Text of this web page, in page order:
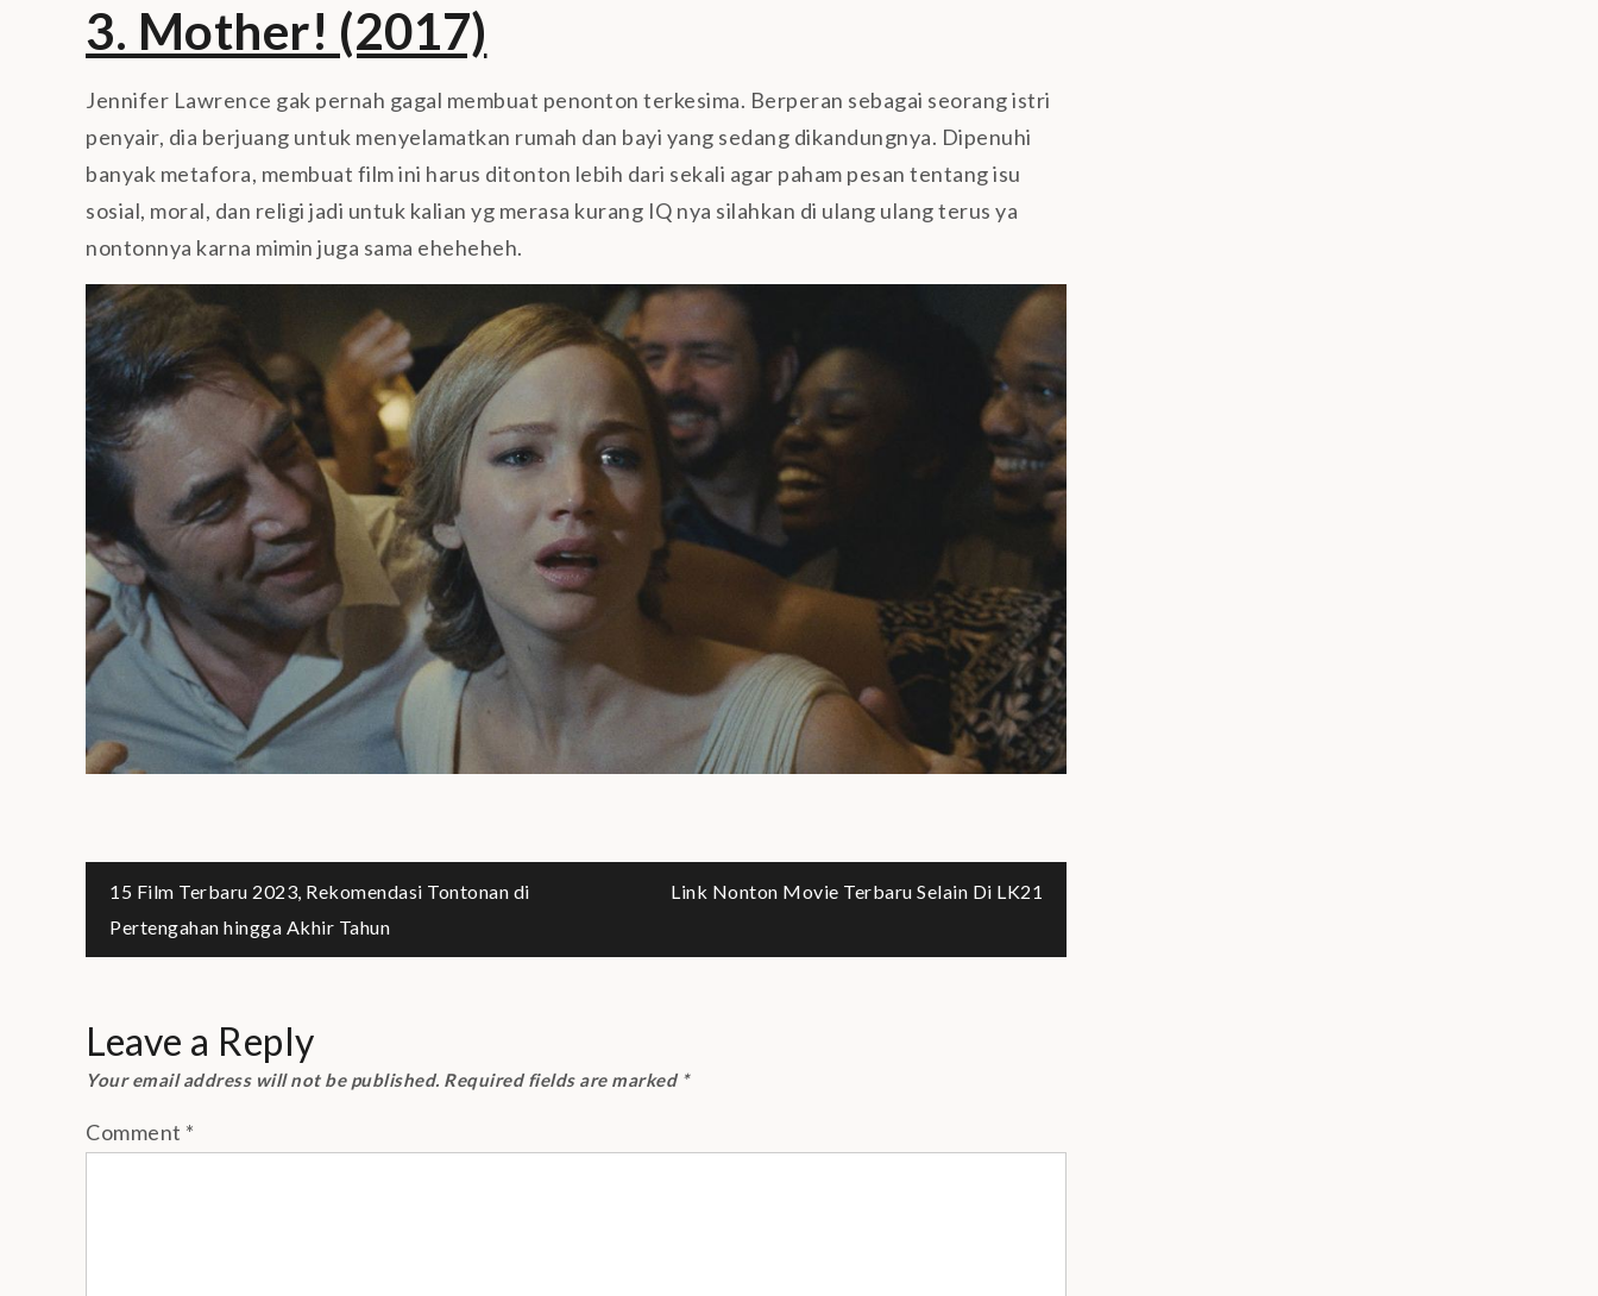
3. Mother! (2017)
Jennifer Lawrence gak pernah gagal membuat penonton terkesima. Berperan sebagai seorang istri
penyair, dia berjuang untuk menyelamatkan rumah dan bayi yang sedang dikandungnya. Dipenuhi
banyak metafora, membuat film ini harus ditonton lebih dari sekali agar paham pesan tentang isu
sosial, moral, dan religi jadi untuk kalian yg merasa kurang IQ nya silahkan di ulang ulang terus ya
nontonnya karna mimin juga sama eheheheh.
Post
navigation
15 Film Terbaru 2023, Rekomendasi Tontonan di
Pertengahan hingga Akhir Tahun
Link Nonton Movie Terbaru Selain Di LK21
Leave a Reply
Your email address will not be published. Required fields are marked *
Comment *